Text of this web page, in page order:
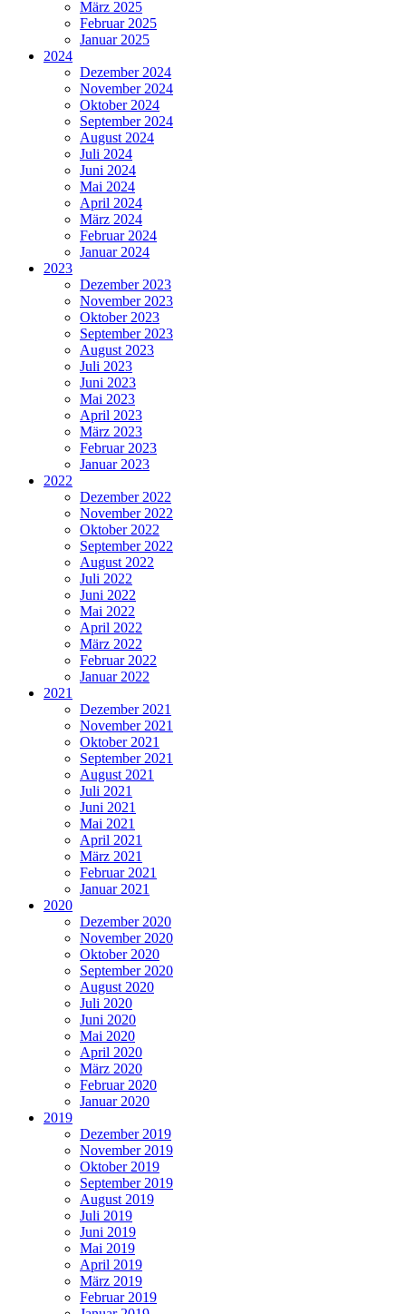
März 2025
Februar 2025
Januar 2025
2024
Dezember 2024
November 2024
Oktober 2024
September 2024
August 2024
Juli 2024
Juni 2024
Mai 2024
April 2024
März 2024
Februar 2024
Januar 2024
2023
Dezember 2023
November 2023
Oktober 2023
September 2023
August 2023
Juli 2023
Juni 2023
Mai 2023
April 2023
März 2023
Februar 2023
Januar 2023
2022
Dezember 2022
November 2022
Oktober 2022
September 2022
August 2022
Juli 2022
Juni 2022
Mai 2022
April 2022
März 2022
Februar 2022
Januar 2022
2021
Dezember 2021
November 2021
Oktober 2021
September 2021
August 2021
Juli 2021
Juni 2021
Mai 2021
April 2021
März 2021
Februar 2021
Januar 2021
2020
Dezember 2020
November 2020
Oktober 2020
September 2020
August 2020
Juli 2020
Juni 2020
Mai 2020
April 2020
März 2020
Februar 2020
Januar 2020
2019
Dezember 2019
November 2019
Oktober 2019
September 2019
August 2019
Juli 2019
Juni 2019
Mai 2019
April 2019
März 2019
Februar 2019